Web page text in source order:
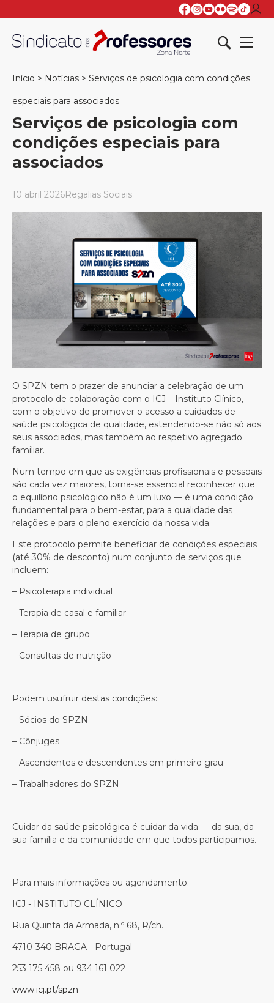
Início > Notícias > Serviços de psicologia com condições
especiais para associados
Serviços de psicologia com
condições especiais para
associados
10 abril 2026Regalias Sociais
O SPZN tem o prazer de anunciar a celebração de um
protocolo de colaboração com o ICJ – Instituto Clínico,
com o objetivo de promover o acesso a cuidados de
saúde psicológica de qualidade, estendendo-se não só aos
seus associados, mas também ao respetivo agregado
familiar.
Num tempo em que as exigências profissionais e pessoais
são cada vez maiores, torna-se essencial reconhecer que
o equilíbrio psicológico não é um luxo — é uma condição
fundamental para o bem-estar, para a qualidade das
relações e para o pleno exercício da nossa vida.
Este protocolo permite beneficiar de condições especiais
(até 30% de desconto) num conjunto de serviços que
incluem:
– Psicoterapia individual
– Terapia de casal e familiar
– Terapia de grupo
– Consultas de nutrição
Podem usufruir destas condições:
– Sócios do SPZN
– Cônjuges
– Ascendentes e descendentes em primeiro grau
– Trabalhadores do SPZN
Cuidar da saúde psicológica é cuidar da vida — da sua, da
sua família e da comunidade em que todos participamos.
Para mais informações ou agendamento:
ICJ - INSTITUTO CLÍNICO
Rua Quinta da Armada, n.º 68, R/ch.
4710-340 BRAGA - Portugal
253 175 458 ou 934 161 022
www.icj.pt/spzn